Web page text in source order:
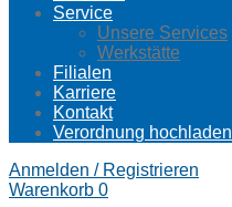
Service
Unsere Services
Werkstätte
Filialen
Karriere
Kontakt
Verordnung hochladen
Anmelden / Registrieren
Warenkorb 0